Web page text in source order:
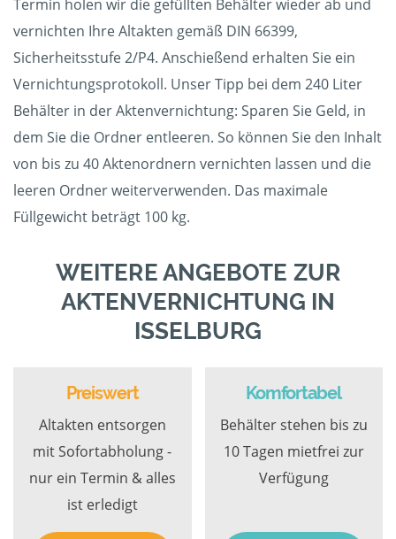
Termin holen wir die gefüllten Behälter wieder ab und
vernichten Ihre Altakten gemäß DIN 66399,
Sicherheitsstufe 2/P4. Anschießend erhalten Sie ein
Vernichtungsprotokoll. Unser Tipp bei dem 240 Liter
Behälter in der Aktenvernichtung: Sparen Sie Geld, in
dem Sie die Ordner entleeren. So können Sie den Inhalt
von bis zu 40 Aktenordnern vernichten lassen und die
leeren Ordner weiterverwenden. Das maximale
Füllgewicht beträgt 100 kg.
WEITERE ANGEBOTE ZUR
AKTENVERNICHTUNG IN
ISSELBURG
Preiswert
Altakten entsorgen
mit Sofortabholung -
nur ein Termin & alles
ist erledigt
Komfortabel
Behälter stehen bis zu
10 Tagen mietfrei zur
Verfügung